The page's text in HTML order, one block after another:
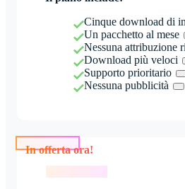
Cinque download di
Un pacchetto al mese
Nessuna attribuzione
Download più veloci
Supporto prioritario
Nessuna pubblicità